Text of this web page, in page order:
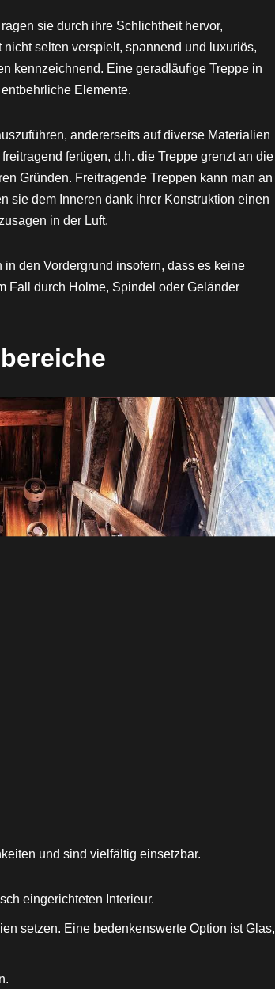
sie durch ihre Schlichtheit hervor,
selten verspielt, spannend und luxuriös,
kennzeichnend. Eine geradläufige Treppe in
Elemente.
andererseits auf diverse Materialien
fertigen, d.h. die Treppe grenzt an die
Gründen. Freitragende Treppen kann man an
sie dem Inneren dank ihrer Konstruktion einen
in der Luft.
den Vordergrund insofern, dass es keine
Fall durch Holme, Spindel oder Geländer
und sind vielfältig einsetzbar.
eingerichteten Interieur.
setzen. Eine bedenkenswerte Option ist Glas,